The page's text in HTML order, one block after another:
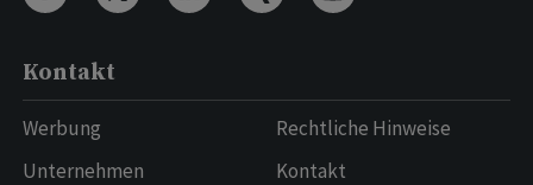
Kontakt
Werbung
Unternehmen
Rechtliche Hinweise
Kontakt